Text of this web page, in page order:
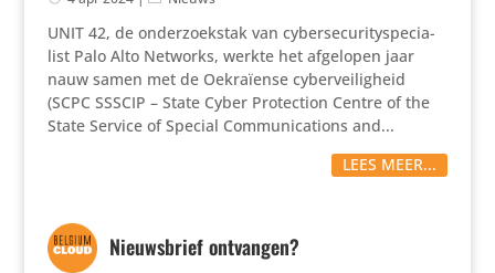
UNIT 42, de onder­zoek­stak van cyber­se­cu­ri­ty­spe­ci­a­
list Palo Alto Networks, werkte het afgelopen jaar
nauw samen met de Oekra­ïense cyber­vei­lig­heid
(SCPC SSSCIP – State Cyber Protec­tion Centre of the
State Service of Special Commu­ni­ca­tions and...
LEES MEER...
Nieuwsbrief ontvangen?